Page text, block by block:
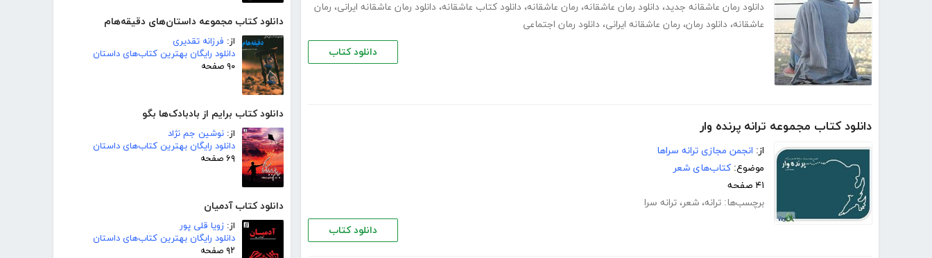
دانلود کتاب مجموعه داستان‌های دقیقه‌هام
از: فرزانه تقدیری
دانلود رایگان بهترین کتاب‌های داستان
۹۰ صفحه
دانلود کتاب برایم از بادبادک‌ها بگو
از: نوشین جم نژاد
دانلود رایگان بهترین کتاب‌های داستان
۶۹ صفحه
دانلود کتاب آدمیان
از: زویا قلی پور
دانلود رایگان بهترین کتاب‌های داستان
۹۲ صفحه
دانلود رمان عاشقانه جدید، دانلود رمان عاشقانه، رمان عاشقانه، دانلود کتاب عاشقانه، دانلود رمان عاشقانه ایرانی، رمان
عاشقانه، دانلود رمان، رمان عاشقانه ایرانی، دانلود رمان اجتماعی
دانلود کتاب
دانلود کتاب مجموعه ترانه پرنده وار
از: انجمن مجازی ترانه سراها
موضوع: کتاب‌های شعر
۴۱ صفحه
برچسب‌ها: ترانه، شعر، ترانه سرا
دانلود کتاب